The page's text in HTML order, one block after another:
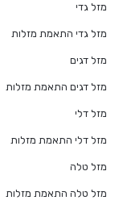
מזל גדי
מזל גדי התאמת מזלות
מזל דגים
מזל דגים התאמת מזלות
מזל דלי
מזל דלי התאמת מזלות
מזל טלה
מזל טלה התאמת מזלות